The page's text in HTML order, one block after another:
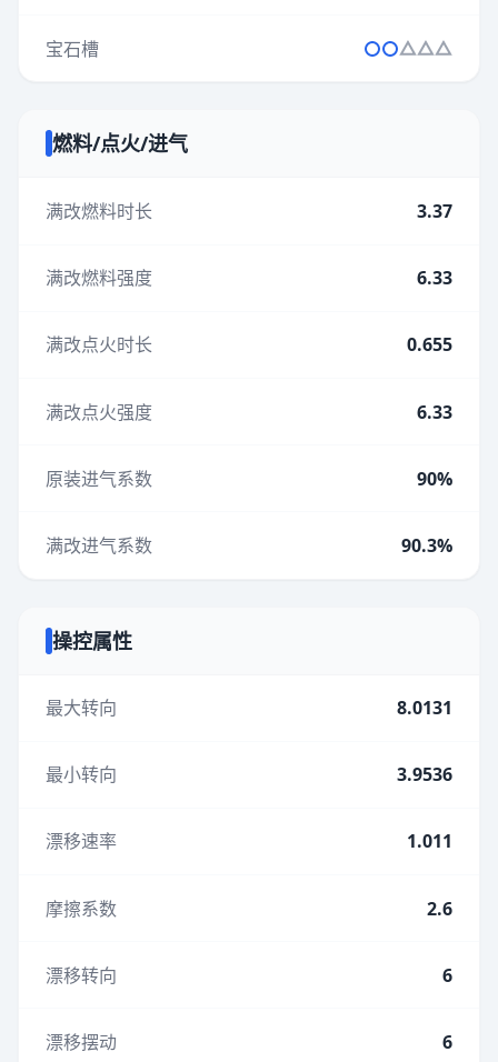
宝石槽
燃料/点火/进气
满改燃料时长 3.37
满改燃料强度 6.33
满改点火时长 0.655
满改点火强度 6.33
原装进气系数 90%
满改进气系数 90.3%
操控属性
最大转向 8.0131
最小转向 3.9536
漂移速率 1.011
摩擦系数 2.6
漂移转向 6
漂移摆动 6